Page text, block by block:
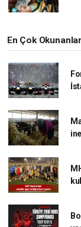
En Çok Okunanlar